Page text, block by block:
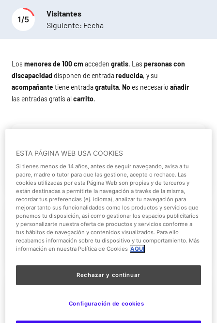
1/5
Visitantes
Siguiente: Fecha
Los menores de 100 cm acceden gratis. Las personas con
discapacidad disponen de entradareducida, y su
acompañantetiene entradagratuita. No es necesario añadir
las entradas gratis alcarrito.
Más información
Entrada Reducida
Más información
Entrada Cumpleaños
ESTA PÁGINA WEB USA COOKIES
Si tienes menos de 14 años, antes de seguir navegando, avisa a tu
padre, madre o tutor para que las gestione, acepte o rechace. Las
cookies utilizadas por esta Página Web son propias y de terceros y
están destinadas a permitirte la navegación a través de la misma,
recordar tus preferencias (ej. idioma), analizar tu navegación para
mejorar tanto sus funcionalidades como los productos y servicios que
ponemos tu disposición, así como gestionar los espacios publicitarios
y personalizarte nuestra oferta de productos y servicios conforme a
tus hábitos de navegación y contenidos visualizados. Para ello
recabamos información sobre tu dispositivo y tu comportamiento. Más
información en nuestra Política de Cookies AQUÍ
Rechazar y continuar
Configuración de cookies